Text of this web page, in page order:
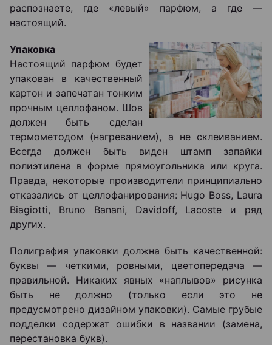
распознаете, где «левый» парфюм, а где ―
настоящий.
Упаковка
Настоящий парфюм будет
упакован в качественный
картон и запечатан тонким
прочным целлофаном. Шов
должен быть сделан
термометодом (нагреванием), а не склеиванием.
Всегда должен быть виден штамп запайки
полиэтилена в форме прямоугольника или круга.
Правда, некоторые производители принципиально
отказались от целлофанирования: Hugo Boss, Laura
Biagiotti, Bruno Banani, Davidoff, Lacoste и ряд
других.
Полиграфия упаковки должна быть качественной:
буквы — четкими, ровными, цветопередача —
правильной. Никаких явных «наплывов» рисунка
быть не должно (только если это не
предусмотрено дизайном упаковки). Самые грубые
подделки содержат ошибки в названии (замена,
перестановка букв).